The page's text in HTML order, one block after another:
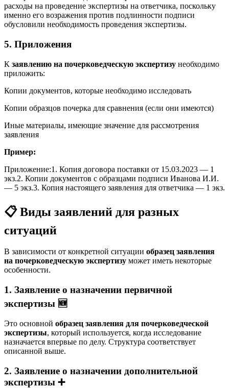
расходы на проведение экспертизы на ответчика, поскольку
именно его возражения против подлинности подписи
обусловили необходимость проведения экспертизы.
5. Приложения
К заявлению на почерковедческую экспертизу необходимо
приложить:
Копии документов, которые необходимо исследовать
Копии образцов почерка для сравнения (если они имеются)
Иные материалы, имеющие значение для рассмотрения
заявления
Пример:
Приложение:1. Копия договора поставки от 15.03.2023 — 1
экз.2. Копии документов с образцами подписи Иванова И.И.
— 5 экз.3. Копия настоящего заявления для ответчика — 1 экз.
📋 Виды заявлений для разных
ситуаций
В зависимости от конкретной ситуации образец заявления
на почерковедческую экспертизу может иметь некоторые
особенности.
1. Заявление о назначении первичной
экспертизы 🆕
Это основной образец заявления для почерковедческой
экспертизы, который используется, когда исследование
назначается впервые по делу. Структура соответствует
описанной выше.
2. Заявление о назначении дополнительной
экспертизы ➕